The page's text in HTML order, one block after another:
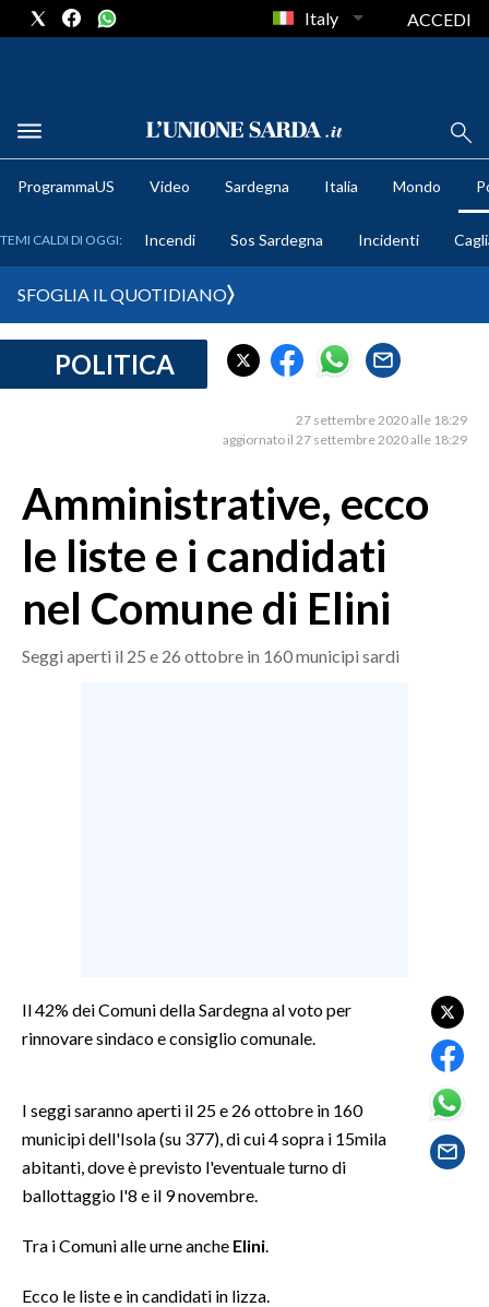
METEO
CRONACA SARDEGNA
MEDIO CAMPIDANO
SASSARI E PROVINCIA
GALLURA
NUORO E PROVINCIA
OGLIASTRA
LAVORO
BANDI
SPORT
RISULTATI E CLASSIFICHE
CALCIO REGIONALE
Italy ACCEDI
ProgrammaUS Video Sardegna Italia Mondo
TEMI CALDI DI OGGI: Incendi Sos Sardegna Incidenti
SFOGLIA IL QUOTIDIANO
POLITICA
27 settembre 2020 alle 18:29
aggiornato il 27 settembre 2020 alle 18:29
Amministrative, ecco
le liste e i candidati
nel Comune di Elini
Seggi aperti il 25 e 26 ottobre in 160 municipi sardi
Il 42% dei Comuni della Sardegna al voto per
rinnovare sindaco e consiglio comunale.
I seggi saranno aperti il 25 e 26 ottobre in 160
municipi dell'Isola (su 377), di cui 4 sopra i 15mila
abitanti, dove è previsto l'eventuale turno di
ballottaggio l'8 e il 9 novembre.
Tra i Comuni alle urne anche Elini.
Ecco le liste e in candidati in lizza.